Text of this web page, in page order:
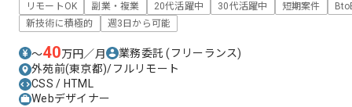
リモートOK 副業・複業 20代活躍中 30代活躍中 短期案件
新技術に積極的
週3日から可能
〜40万円／月 業務委託(フリーランス)
外苑前(東京都)/フルリモート
CSS / HTML
Webデザイナー